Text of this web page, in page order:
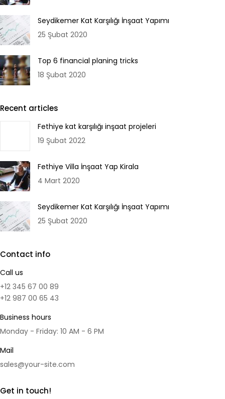
Seydikemer Kat Karşılığı İnşaat Yapımı
25 Şubat 2020
Top 6 financial planing tricks
18 Şubat 2020
Recent articles
Fethiye kat karşılığı inşaat projeleri
19 Şubat 2022
Fethiye Villa İnşaat Yap Kirala
4 Mart 2020
Seydikemer Kat Karşılığı İnşaat Yapımı
25 Şubat 2020
Contact info
Call us
+12 345 67 00 89
+12 987 00 65 43
Business hours
Monday - Friday: 10 AM - 6 PM
Mail
sales@your-site.com
Get in touch!